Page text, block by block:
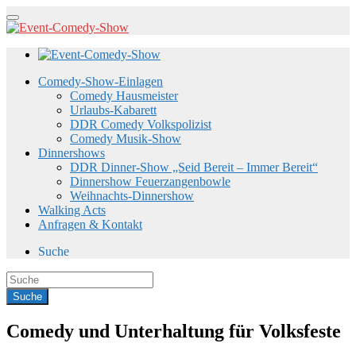
Comedy-Show-Einlagen
Comedy Hausmeister
Urlaubs-Kabarett
DDR Comedy Volkspolizist
Comedy Musik-Show
Dinnershows
DDR Dinner-Show „Seid Bereit – Immer Bereit“
Dinnershow Feuerzangenbowle
Weihnachts-Dinnershow
Walking Acts
Anfragen & Kontakt
Suche
Comedy und Unterhaltung für Volksfeste